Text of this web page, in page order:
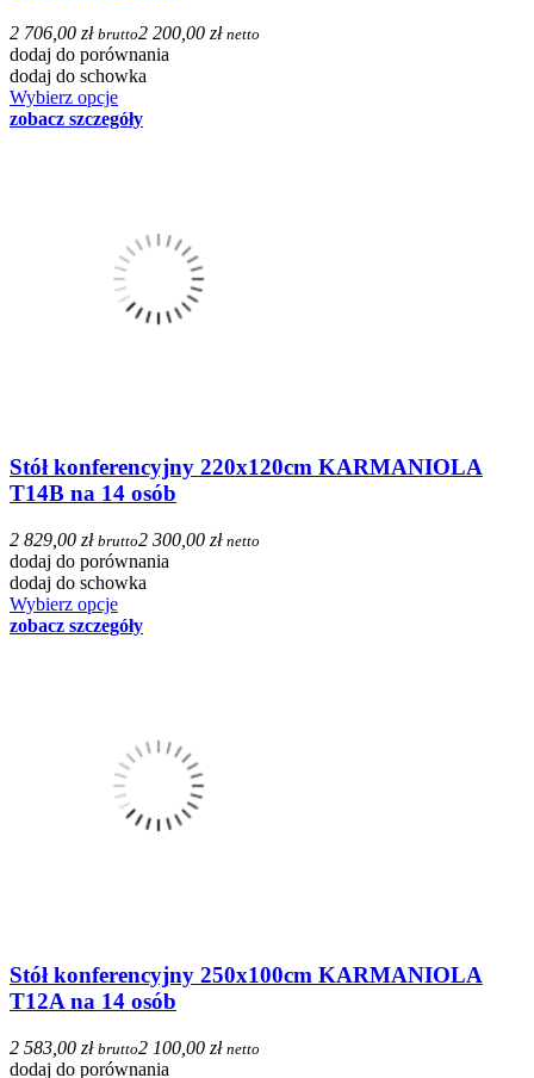
2 706,00 zł brutto2 200,00 zł netto
dodaj do porównania
dodaj do schowka
Wybierz opcje
zobacz szczegóły
Stół konferencyjny 220x120cm KARMANIOLA
T14B na 14 osób
2 829,00 zł brutto2 300,00 zł netto
dodaj do porównania
dodaj do schowka
Wybierz opcje
zobacz szczegóły
Stół konferencyjny 250x100cm KARMANIOLA
T12A na 14 osób
2 583,00 zł brutto2 100,00 zł netto
dodaj do porównania